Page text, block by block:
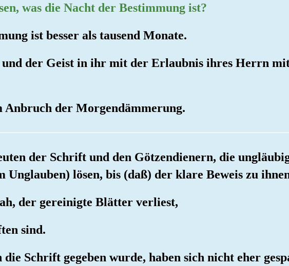
was die Nacht der Bestimmung ist?
ist besser als tausend Monate.
und der Geist in ihr mit der Erlaubnis ihres Herrn
Anbruch der Morgendämmerung.
der Schrift und den Götzendienern, die
Unglauben) lösen, bis (daß) der klare Beweis zu
der gereinigte Blätter verliest,
sind.
die Schrift gegeben wurde, haben sich nicht eher